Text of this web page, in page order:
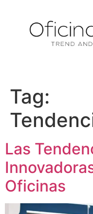
Tag:
Las
Oficinas